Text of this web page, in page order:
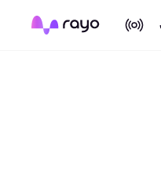
On Air